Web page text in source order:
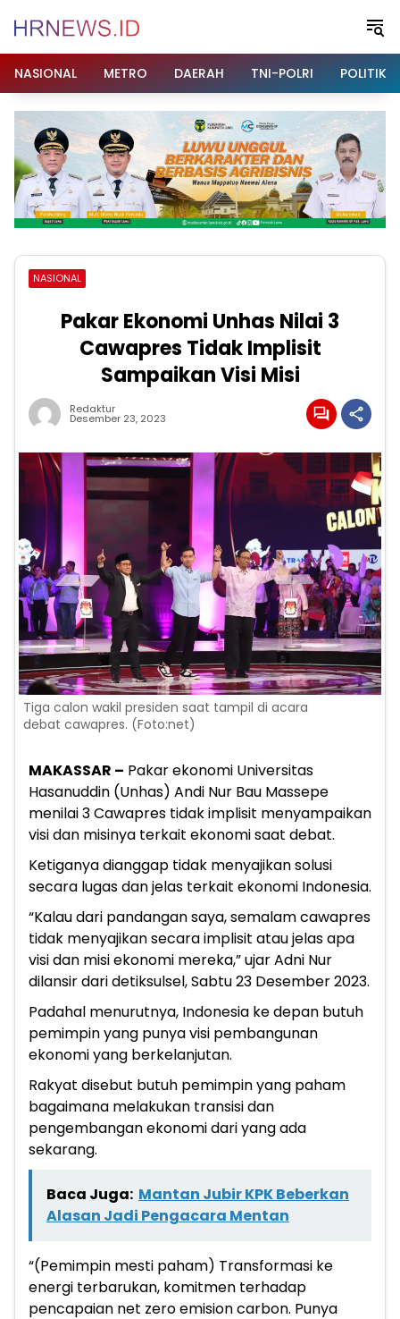
NASIONAL
METRO DAERAH TNI-POLRI POLITIK
NASIONAL
Pakar Ekonomi Unhas Nilai 3
Cawapres Tidak Implisit
Sampaikan Visi Misi
Redaktur
Desember 23, 2023
Tiga calon wakil presiden saat tampil di acara
debat cawapres. (Foto:net)
MAKASSAR – Pakar ekonomi Universitas
Hasanuddin (Unhas) Andi Nur Bau Massepe
menilai 3 Cawapres tidak implisit menyampaikan
visi dan misinya terkait ekonomi saat debat.
Ketiganya dianggap tidak menyajikan solusi
secara lugas dan jelas terkait ekonomi Indonesia.
“Kalau dari pandangan saya, semalam cawapres
tidak menyajikan secara implisit atau jelas apa
visi dan misi ekonomi mereka,” ujar Adni Nur
dilansir dari detiksulsel, Sabtu 23 Desember 2023.
Padahal menurutnya, Indonesia ke depan butuh
pemimpin yang punya visi pembangunan
ekonomi yang berkelanjutan.
Rakyat disebut butuh pemimpin yang paham
bagaimana melakukan transisi dan
pengembangan ekonomi dari yang ada
sekarang.
Baca Juga: Mantan Jubir KPK Beberkan
Alasan Jadi Pengacara Mentan
“(Pemimpin mesti paham) Transformasi ke
energi terbarukan, komitmen terhadap
pencapaian net zero emision carbon. Punya